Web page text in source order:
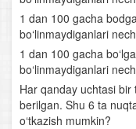
Irratsional
Arifmetik
Harakatga oid
Aralashmaga oid
1 dan 100 gacha
bo‘linmaydiganlari
1 dan 100 gacha
bo‘linmaydiganlari
Har qanday uchtasi bir
berilgan. Shu 6 ta
o‘tkazish mumkin?